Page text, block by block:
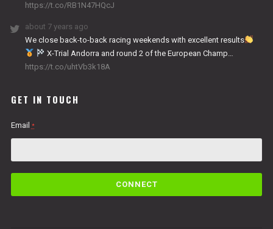
https://t.co/RB1N47HQcJ
about 7 years ago
We close back-to-back racing weekends with excellent results
X-Trial Andorra and round 2 of the European Champ…
https://t.co/uhtVb3k18A
GET IN TOUCH
Email *
C